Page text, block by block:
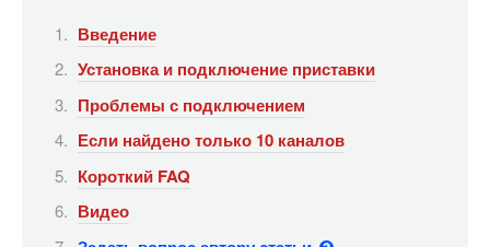
Введение
Установка и подключение приставки
Проблемы с подключением
Если найдено только 10 каналов
Короткий FAQ
Видео